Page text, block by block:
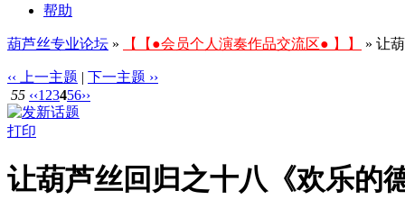
帮助
葫芦丝专业论坛 » 【【●会员个人演奏作品交流区● 】】 » 让
‹‹ 上一主题 | 下一主题 ››
55 ‹‹1 23456››
打印
让葫芦丝回归之十八《欢乐的